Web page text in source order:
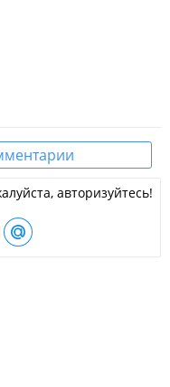
авторизуйтесь!